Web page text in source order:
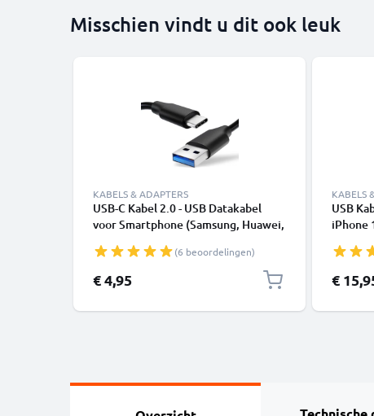
Misschien vindt u dit ook leuk
KABELS & ADAPTERS
USB-C Kabel 2.0 - USB Datakabel
voor Smartphone (Samsung, Huawei,
Panasonic Lumix, Sony, GoPro) -
1,0m 3A Oplaadkabel USB C Stekker
(6 beoordelingen)
€ 4,95
KABELS
USB
iPhone
€